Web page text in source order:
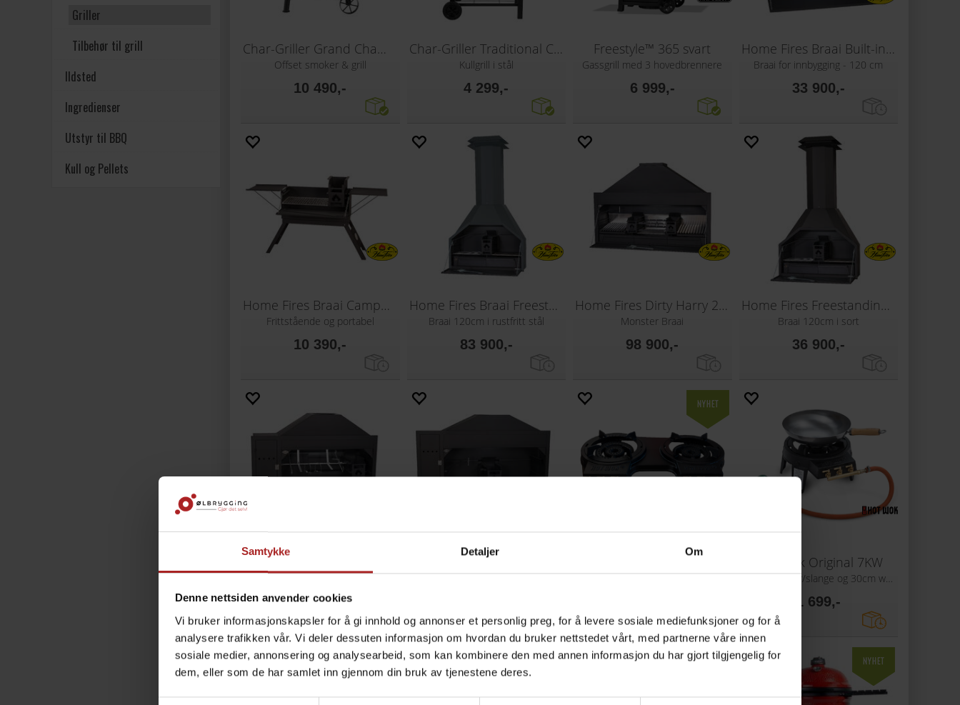
Samtykke Detaljer Om
Denne nettsiden anvender cookies
Vi bruker informasjonskapsler for å gi innhold og annonser et personlig preg, for å levere sosiale mediefunksjoner og for å
analysere trafikken vår. Vi deler dessuten informasjon om hvordan du bruker nettstedet vårt, med partnerne våre innen
sosiale medier, annonsering og analysearbeid, som kan kombinere den med annen informasjon du har gjort tilgjengelig for
dem, eller som de har samlet inn gjennom din bruk av tjenestene deres.
Griller
Tilbehør til grill
Ildsted
Ingredienser
Utstyr til BBQ
Kull og Pellets
Char-Griller Grand Champ Smoker
Offset smoker & grill
10 490,-
Char-Griller Traditional Charcoal Grill
Kullgrill i stål
4 299,-
Freestyle™ 365 svart
Gassgrill med 3 hovedbrennere
6 999,-
Home Fires Braai Built-in 1200
Braai for innbygging - 120 cm
33 900,-
Home Fires Braai Campbraai
Frittstående og portabel
10 390,-
Home Fires Braai Freestanding 1200 SS
Braai 120cm i rustfritt stål
83 900,-
Home Fires Dirty Harry 2300
Monster Braai
98 900,-
Home Fires Freestanding Braai 1200 Black
Braai 120cm i sort
36 900,-
Home Fires Spitbraai 1200
Ekstra dyp grill med rotisserie
51 900,-
Home Fires Spitbraai 1500
Ekstra dyp grill med rotisserie 2 x 10 kW gassbluss
Hot Wok Original 7KW
Inkl. regulator/slange og 30cm wokpanne
1 699,-